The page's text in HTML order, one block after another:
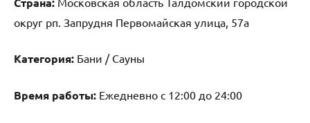
округ рп. Запрудня Первомайская улица, 57а
Категория: Бани / Сауны
Время работы: Ежедневно с 12:00 до 24:00